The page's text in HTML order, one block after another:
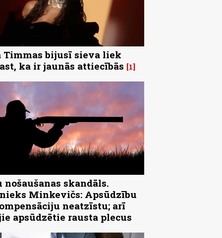
Timmas bijusī sieva liek
ka ir jaunās attiecībās 1
nošaušanas skandāls.
Minkevičs: Apsūdzību
neatzīstu; arī
apsūdzētie rausta plecus